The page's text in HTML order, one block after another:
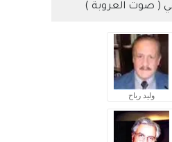
( صوت العروبة )
وليد رباح